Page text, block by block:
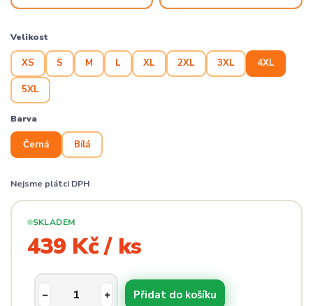
Velikost
XS S M L XL 2XL 3XL 4XL
5XL
Barva
Černá Bílá
Nejsme plátci DPH
SKLADEM
439 Kč / ks
Přidat do košíku